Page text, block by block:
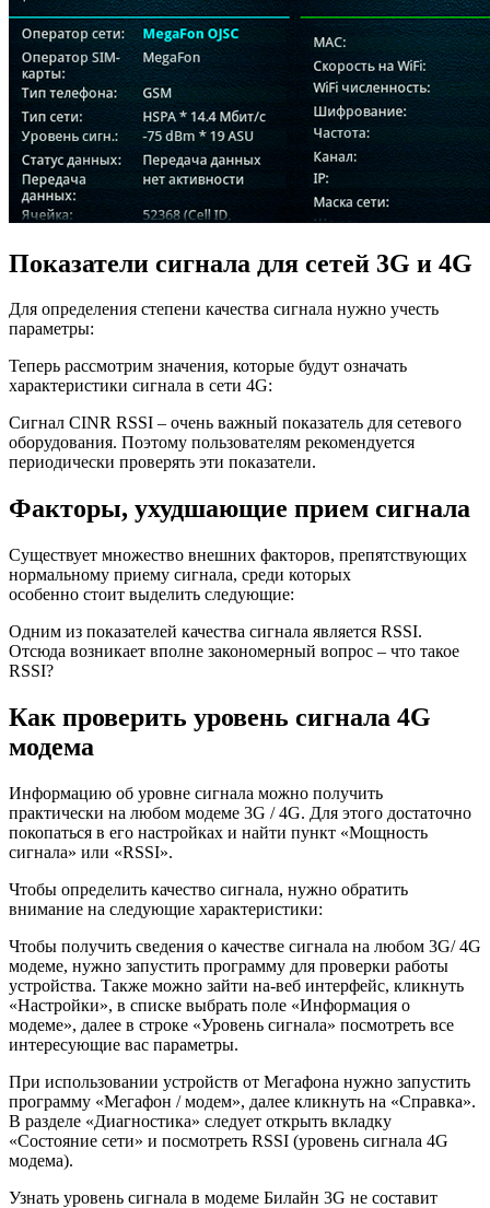
Показатели сигнала для сетей 3G и 4G
Для определения степени качества сигнала нужно учесть
параметры:
Теперь рассмотрим значения, которые будут означать
характеристики сигнала в сети 4G:
Сигнал CINR RSSI – очень важный показатель для сетевого
оборудования. Поэтому пользователям рекомендуется
периодически проверять эти показатели.
Факторы, ухудшающие прием сигнала
Существует множество внешних факторов, препятствующих
нормальному приему сигнала, среди которых
особенно стоит выделить следующие:
Одним из показателей качества сигнала является RSSI.
Отсюда возникает вполне закономерный вопрос – что такое
RSSI?
Как проверить уровень сигнала 4G
модема
Информацию об уровне сигнала можно получить
практически на любом модеме 3G / 4G. Для этого достаточно
покопаться в его настройках и найти пункт «Мощность
сигнала» или «RSSI».
Чтобы определить качество сигнала, нужно обратить
внимание на следующие характеристики:
Чтобы получить сведения о качестве сигнала на любом 3G/ 4G
модеме, нужно запустить программу для проверки работы
устройства. Также можно зайти на-веб интерфейс, кликнуть
«Настройки», в списке выбрать поле «Информация о
модеме», далее в строке «Уровень сигнала» посмотреть все
интересующие вас параметры.
При использовании устройств от Мегафона нужно запустить
программу «Мегафон / модем», далее кликнуть на «Справка».
В разделе «Диагностика» следует открыть вкладку
«Состояние сети» и посмотреть RSSI (уровень сигнала 4G
модема).
Узнать уровень сигнала в модеме Билайн 3G не составит